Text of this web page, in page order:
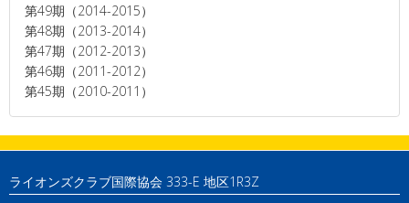
第49期（2014-2015）
第48期（2013-2014）
第47期（2012-2013）
第46期（2011-2012）
第45期（2010-2011）
ライオンズクラブ国際協会 333-E 地区1R3Z